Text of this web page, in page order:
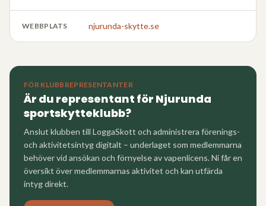
WEBBPLATS njurunda-skytte.se
FÖR KLUBBREPRESENTANTER
Är du representant för Njurunda
sportskytteklubb?
Anslut klubben till LoggaSkott och administrera förenings-
och aktivitetsintyg digitalt – underlaget som medlemmarna
behöver vid ansökan och förnyelse av vapenlicens. Ni får en
översikt över medlemmarnas aktivitet och kan utfärda
intyg direkt.